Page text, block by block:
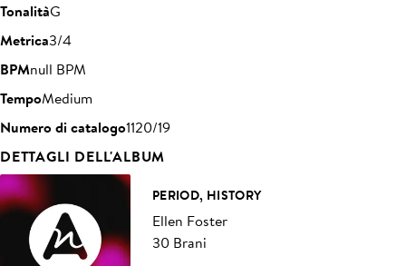
TonalitàG
Metrica3/4
BPMnull BPM
TempoMedium
Numero di catalogo1120/19
DETTAGLI DELL'ALBUM
PERIOD, HISTORY
Ellen Foster
30 Brani